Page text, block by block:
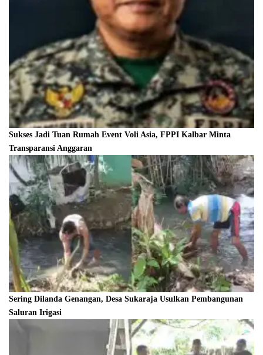
Sukses Jadi Tuan Rumah Event Voli Asia, FPPI Kalbar Minta
Transparansi Anggaran
Sering Dilanda Genangan, Desa Sukaraja Usulkan Pembangunan
Saluran Irigasi